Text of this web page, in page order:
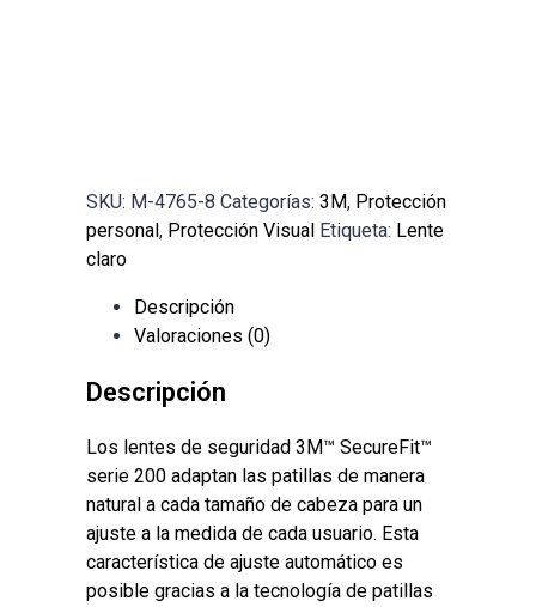
SKU: M-4765-8 Categorías: 3M, Protección
personal, Protección Visual Etiqueta: Lente
claro
Descripción
Valoraciones (0)
Descripción
Los lentes de seguridad 3M™ SecureFit™
serie 200 adaptan las patillas de manera
natural a cada tamaño de cabeza para un
ajuste a la medida de cada usuario. Esta
característica de ajuste automático es
posible gracias a la tecnología de patillas